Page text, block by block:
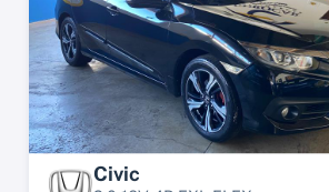
Civic